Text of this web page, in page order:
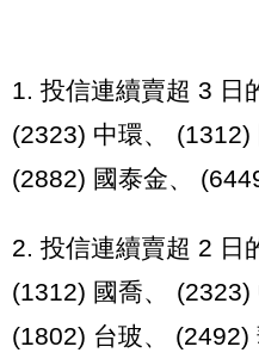
1. 投信連續賣超 3 日
(2323) 中環、 (1312)
(2882) 國泰金、
2. 投信連續賣超 2 日
(1312) 國喬、 (2323)
(1802) 台玻、 (2492)